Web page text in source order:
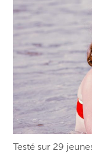
Testé sur 29